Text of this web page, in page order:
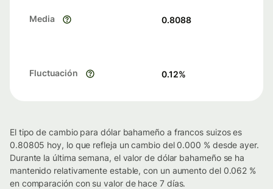
Media 0.8088
Fluctuación 0.12%
El tipo de cambio para dólar bahameño a francos suizos es
0.80805 hoy, lo que refleja un cambio del 0.000 % desde ayer.
Durante la última semana, el valor de dólar bahameño se ha
mantenido relativamente estable, con un aumento del 0.062 %
en comparación con su valor de hace 7 días.